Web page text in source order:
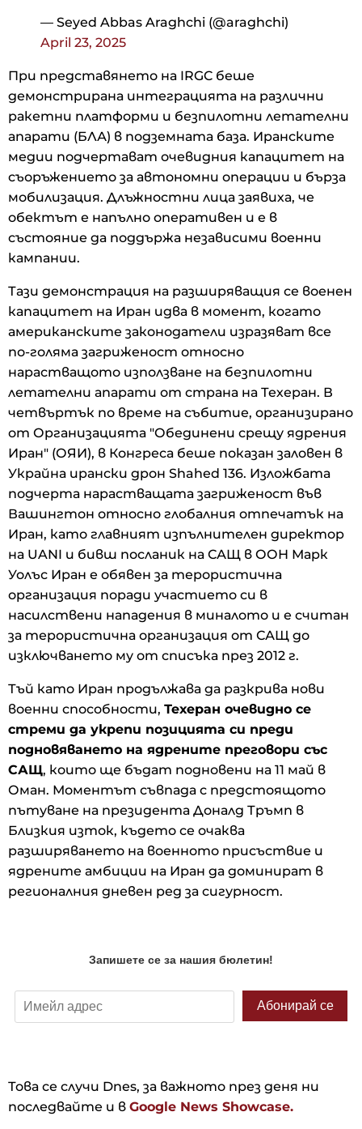
— Seyed Abbas Araghchi (@araghchi)
April 23, 2025
При представянето на IRGC беше
демонстрирана интеграцията на различни
ракетни платформи и безпилотни летателни
апарати (БЛА) в подземната база. Иранските
медии подчертават очевидния капацитет на
съоръжението за автономни операции и бърза
мобилизация. Длъжностни лица заявиха, че
обектът е напълно оперативен и е в
състояние да поддържа независими военни
кампании.
Тази демонстрация на разширяващия се военен
капацитет на Иран идва в момент, когато
американските законодатели изразяват все
по-голяма загриженост относно
нарастващото използване на безпилотни
летателни апарати от страна на Техеран. В
четвъртък по време на събитие, организирано
от Организацията "Обединени срещу ядрения
Иран" (ОЯИ), в Конгреса беше показан заловен в
Украйна ирански дрон Shahed 136. Изложбата
подчерта нарастващата загриженост във
Вашингтон относно глобалния отпечатък на
Иран, като главният изпълнителен директор
на UANI и бивш посланик на САЩ в ООН Марк
Уолъс Иран е обявен за терористична
организация поради участието си в
насилствени нападения в миналото и е считан
за терористична организация от САЩ до
изключването му от списъка през 2012 г.
Тъй като Иран продължава да разкрива нови
военни способности, Техеран очевидно се
стреми да укрепи позицията си преди
подновяването на ядрените преговори със
САЩ, които ще бъдат подновени на 11 май в
Оман. Моментът съвпада с предстоящото
пътуване на президента Доналд Тръмп в
Близкия изток, където се очаква
разширяването на военното присъствие и
ядрените амбиции на Иран да доминират в
регионалния дневен ред за сигурност.
Това се случи Dnes, за важното през деня ни
последвайте и в Google News Showcase.